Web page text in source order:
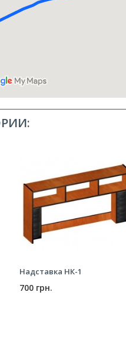
Надставка НК-1
700 грн.